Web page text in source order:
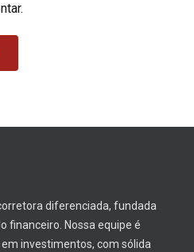
diferenciada, fundada
financeiro. Nossa equipe é
investimentos, com sólida